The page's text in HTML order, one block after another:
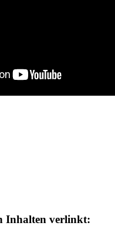
Inhalten verlinkt: